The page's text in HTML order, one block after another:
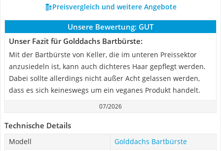
Preisvergleich und weitere Angebote
Unsere Bewertung: GUT
Unser Fazit für Golddachs Bartbürste:
Mit der Bartbürste von Keller, die im unteren Preissektor
anzusiedeln ist, kann auch dichteres Haar gepflegt werden.
Dabei sollte allerdings nicht außer Acht gelassen werden,
dass es sich keineswegs um ein veganes Produkt handelt.
07/2026
Technische Details
Modell Golddachs Bartbürste